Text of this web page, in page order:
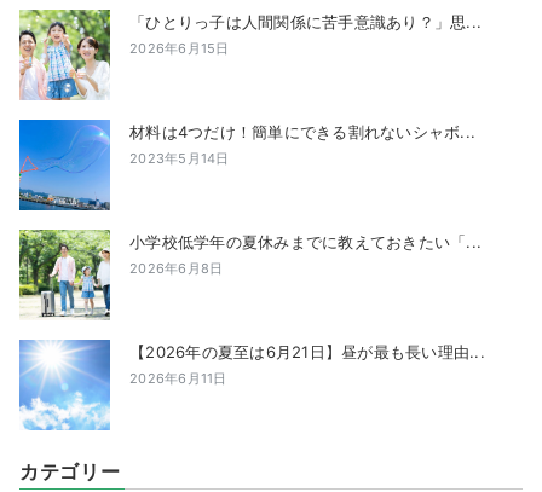
「ひとりっ子は人間関係に苦手意識あり？」思...
2026年6月15日
材料は4つだけ！簡単にできる割れないシャボ...
2023年5月14日
小学校低学年の夏休みまでに教えておきたい「...
2026年6月8日
【2026年の夏至は6月21日】昼が最も長い理由...
2026年6月11日
カテゴリー